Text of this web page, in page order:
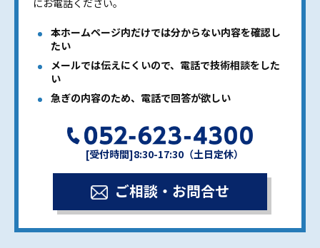
にお電話ください。
本ホームページ内だけでは分からない内容を確認し
たい
メールでは伝えにくいので、電話で技術相談をした
い
急ぎの内容のため、電話で回答が欲しい
[受付時間]8:30-17:30（土日定休）
ご相談・お問合せ